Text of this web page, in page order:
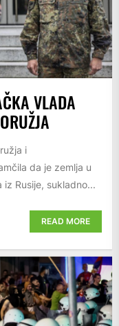
VLADA
i
da je zemlja u
Rusije, sukladno...
READ MORE